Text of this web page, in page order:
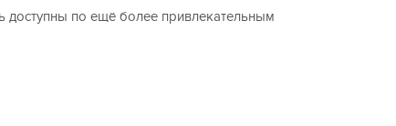
по ещё более привлекательным